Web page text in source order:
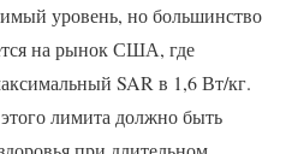
уровень, но большинство
на рынок США, где
SAR в 1,6 Вт/кг.
лимита должно быть